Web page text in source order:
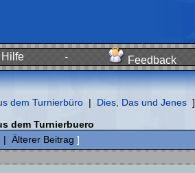
Hilfe - Feedback
dem Turnierbüro | Dies, Das und Jenes ]
dem Turnierbuero
| Älterer Beitrag ]